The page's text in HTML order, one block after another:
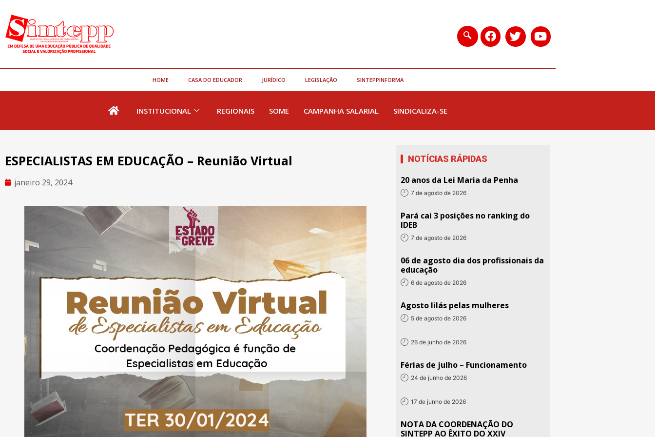
HOME CASA DO EDUCADOR JURÍDICO LEGISLAÇÃO SINTEPPINFORMA
INSTITUCIONAL REGIONAIS SOME CAMPANHA SALARIAL SINDICALIZA-SE
ESPECIALISTAS EM EDUCAÇÃO – Reunião Virtual
janeiro 29, 2024
NOTÍCIAS RÁPIDAS
20 anos da Lei Maria da Penha
7 de agosto de 2026
Pará cai 3 posições no ranking do
IDEB
7 de agosto de 2026
06 de agosto dia dos profissionais da
educação
6 de agosto de 2026
Agosto lilás pelas mulheres
5 de agosto de 2026
26 de junho de 2026
Férias de julho – Funcionamento
24 de junho de 2026
17 de junho de 2026
NOTA DA COORDENAÇÃO DO
SINTEPP AO ÊXITO DO XXIV